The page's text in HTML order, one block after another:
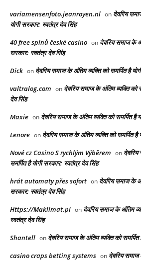
variamensenfoto.jeanroyen.nl on देवरिय
योगी सरकार: स्वतंत्र देव सिंह
40 free spinů české casino on देवरिय समाज के
सरकार: स्वतंत्र देव सिंह
Dick on देवरिय समाज के अंतिम व्यक्ति को समर्पित है
valtralog.com on देवरिय समाज के अंतिम व्यक्ति को
देव सिंह
Maxie on देवरिय समाज के अंतिम व्यक्ति को समर्पित है
Lenore on देवरिय समाज के अंतिम व्यक्ति को समर्पित
Nové cz Casino S rychlým Výběrem on
समर्पित है योगी सरकार: स्वतंत्र देव सिंह
hrát automaty přes sofort on देवरिय समाज के
सरकार: स्वतंत्र देव सिंह
Https://Maklimat.pl on देवरिय समाज के अंतिम
स्वतंत्र देव सिंह
Shantell on देवरिय समाज के अंतिम व्यक्ति को
casino craps betting systems on देवरिय समाज